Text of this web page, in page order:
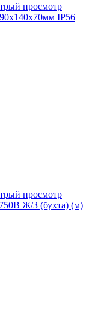
просмотр
IP56
просмотр
Ж/З (бухта) (м)